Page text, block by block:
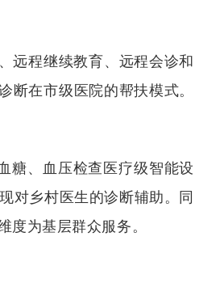
远程继续教育、远程会诊和
断在市级医院的帮扶模式。
糖、血压检查医疗级智能设
对乡村医生的诊断辅助。同
度为基层群众服务。